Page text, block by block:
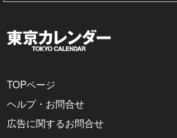
TOPページ
ヘルプ・お問合せ
広告に関するお問合せ